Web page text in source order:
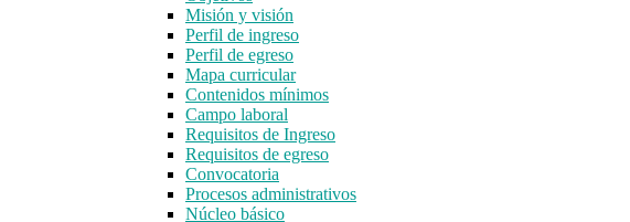
Misión y visión
Perfil de ingreso
Perfil de egreso
Mapa curricular
Contenidos mínimos
Campo laboral
Requisitos de Ingreso
Requisitos de egreso
Convocatoria
Procesos administrativos
Núcleo básico